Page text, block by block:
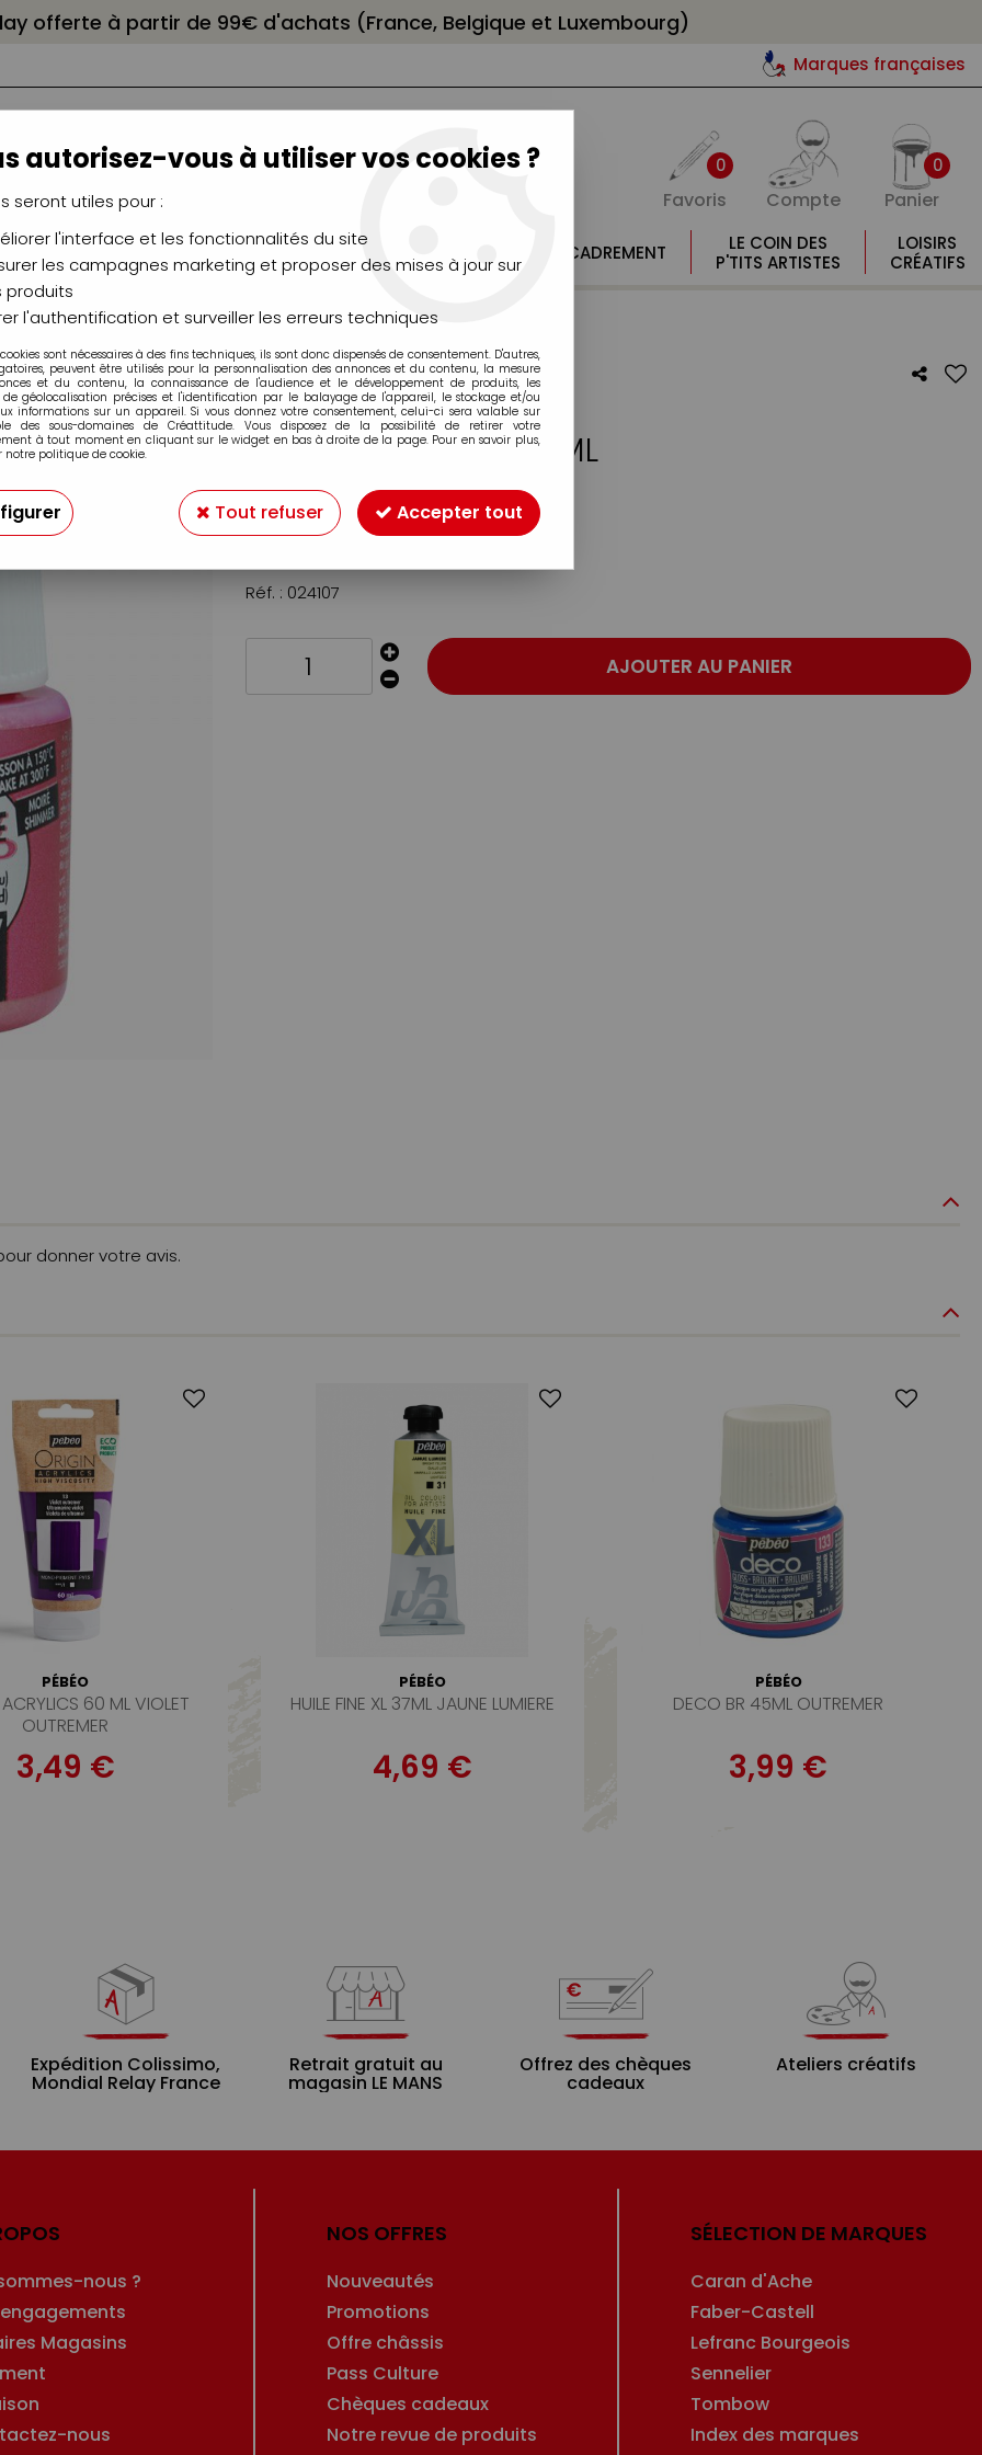
offerte à partir de 99€ d'achats (France, Belgique et Luxembourg)
Marques françaises
0
Favoris Compte
0
Panier
CHÂSSIS
CHEVALETS
AÉROGRAPHIE
MODÉLISME
MOULAGE
ENCADREMENT
LE COIN DES
P'TITS ARTISTES
LOISIRS
CRÉATIFS
>Peinture Porcelaine 150 Pébéo >P150 ROSE MOIRE 45ML
P150 ROSE MOIRE 45ML
Soyez le premier à donner votre avis !
5,99 €TTC
Réf. : 024107
AJOUTER AU PANIER
donner votre avis.
PÉBÉO
60 ML VIOLET
OUTREMER
3,49 €
PÉBÉO
HUILE FINE XL 37ML JAUNE LUMIERE
4,69 €
PÉBÉO
DECO BR 45ML OUTREMER
3,99 €
Expédition Colissimo,
Mondial Relay France
Retrait gratuit au
magasin LE MANS
Offrez des chèques
cadeaux
Ateliers créatifs
nous ?
Magasins
nous
NOS OFFRES
Nouveautés
Promotions
Offre châssis
Pass Culture
Chèques cadeaux
Notre revue de produits
SÉLECTION DE MARQUES
Caran d'Ache
Faber-Castell
Lefranc Bourgeois
Sennelier
Tombow
Index des marques
autorisez-vous à utiliser vos cookies ?
seront utiles pour :
l'interface et les fonctionnalités du site
les campagnes marketing et proposer des mises à jour sur
produits
l'authentification et surveiller les erreurs techniques
sont nécessaires à des fins techniques, ils sont donc dispensés de consentement. D'autres,
peuvent être utilisés pour la personnalisation des annonces et du contenu, la mesure
et du contenu, la connaissance de l'audience et le développement de produits, les
de géolocalisation précises et l'identification par le balayage de l'appareil, le stockage et/ou
informations sur un appareil. Si vous donnez votre consentement, celui-ci sera valable sur
des sous-domaines de Créattitude. Vous disposez de la possibilité de retirer votre
à tout moment en cliquant sur le widget en bas à droite de la page. Pour en savoir plus,
notre politique de cookie.
Tout refuser Accepter tout